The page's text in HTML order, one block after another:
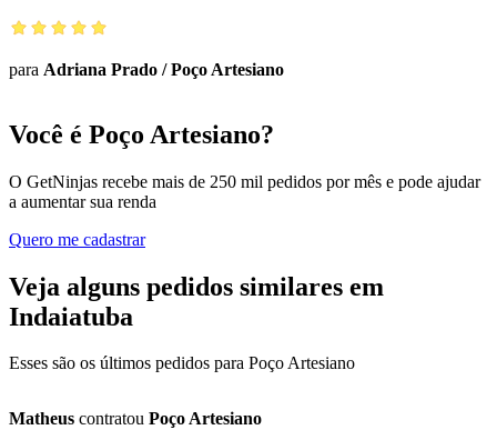
para Adriana Prado /Poço Artesiano
Você é Poço Artesiano?
O GetNinjas recebe mais de 250 mil pedidos por mês e pode ajudar
a aumentar sua renda
Quero me cadastrar
Veja alguns pedidos similares em
Indaiatuba
Esses são os últimos pedidos para Poço Artesiano
Matheus contratou Poço Artesiano